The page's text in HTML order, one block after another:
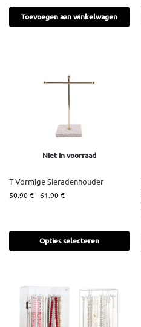
Toevoegen aan winkelwagen
Niet in voorraad
T Vormige Sieradenhouder
50.90€-61.90€
Opties selecteren